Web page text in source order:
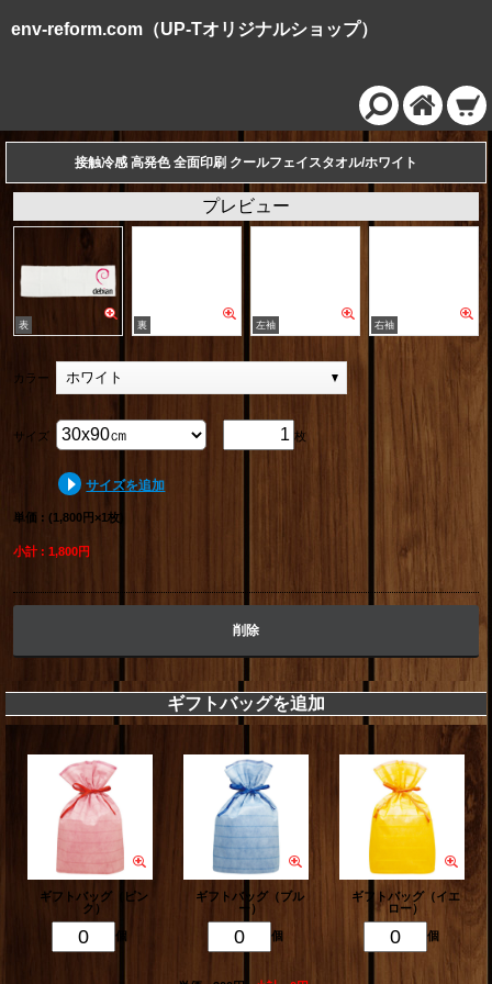
env-reform.com（UP-Tオリジナルショップ）
接触冷感 高発色 全面印刷 クールフェイスタオル/ホワイト
プレビュー
カラー ホワイト
枚
サイズ
サイズを追加
単価 : (1,800円×1枚)
小計 : 1,800円
削除
ギフトバッグを追加
ギフトバッグ（ピン
ク）
個
ギフトバッグ（ブル
ー）
個
ギフトバッグ（イエ
ロー）
個